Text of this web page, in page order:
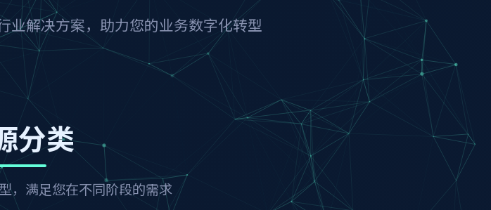
业解决方案，助力您的业务数字化转型
分类
，满足您在不同阶段的需求